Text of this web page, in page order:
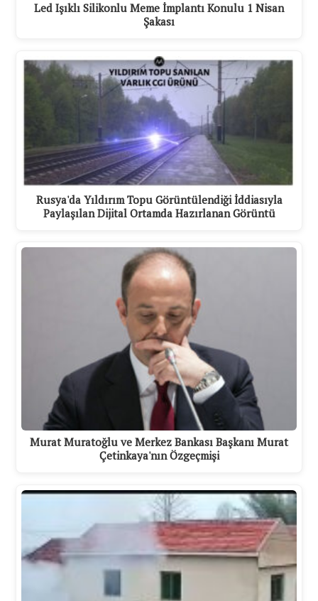
Led Işıklı Silikonlu Meme İmplantı Konulu 1 Nisan
Şakası
Rusya'da Yıldırım Topu Görüntülendiği İddiasıyla
Paylaşılan Dijital Ortamda Hazırlanan Görüntü
Murat Muratoğlu ve Merkez Bankası Başkanı Murat
Çetinkaya'nın Özgeçmişi